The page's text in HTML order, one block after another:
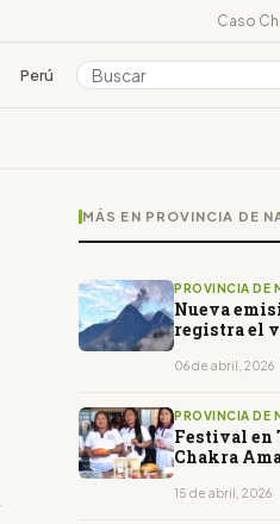
Caso
Perú Colombia
MÁS EN PROVINCIA DE
PROVINCIA DE
Nueva
registra el
06 de abril, 2026
PROVINCIA DE
Festival en
Chakra
15 de abril, 2026